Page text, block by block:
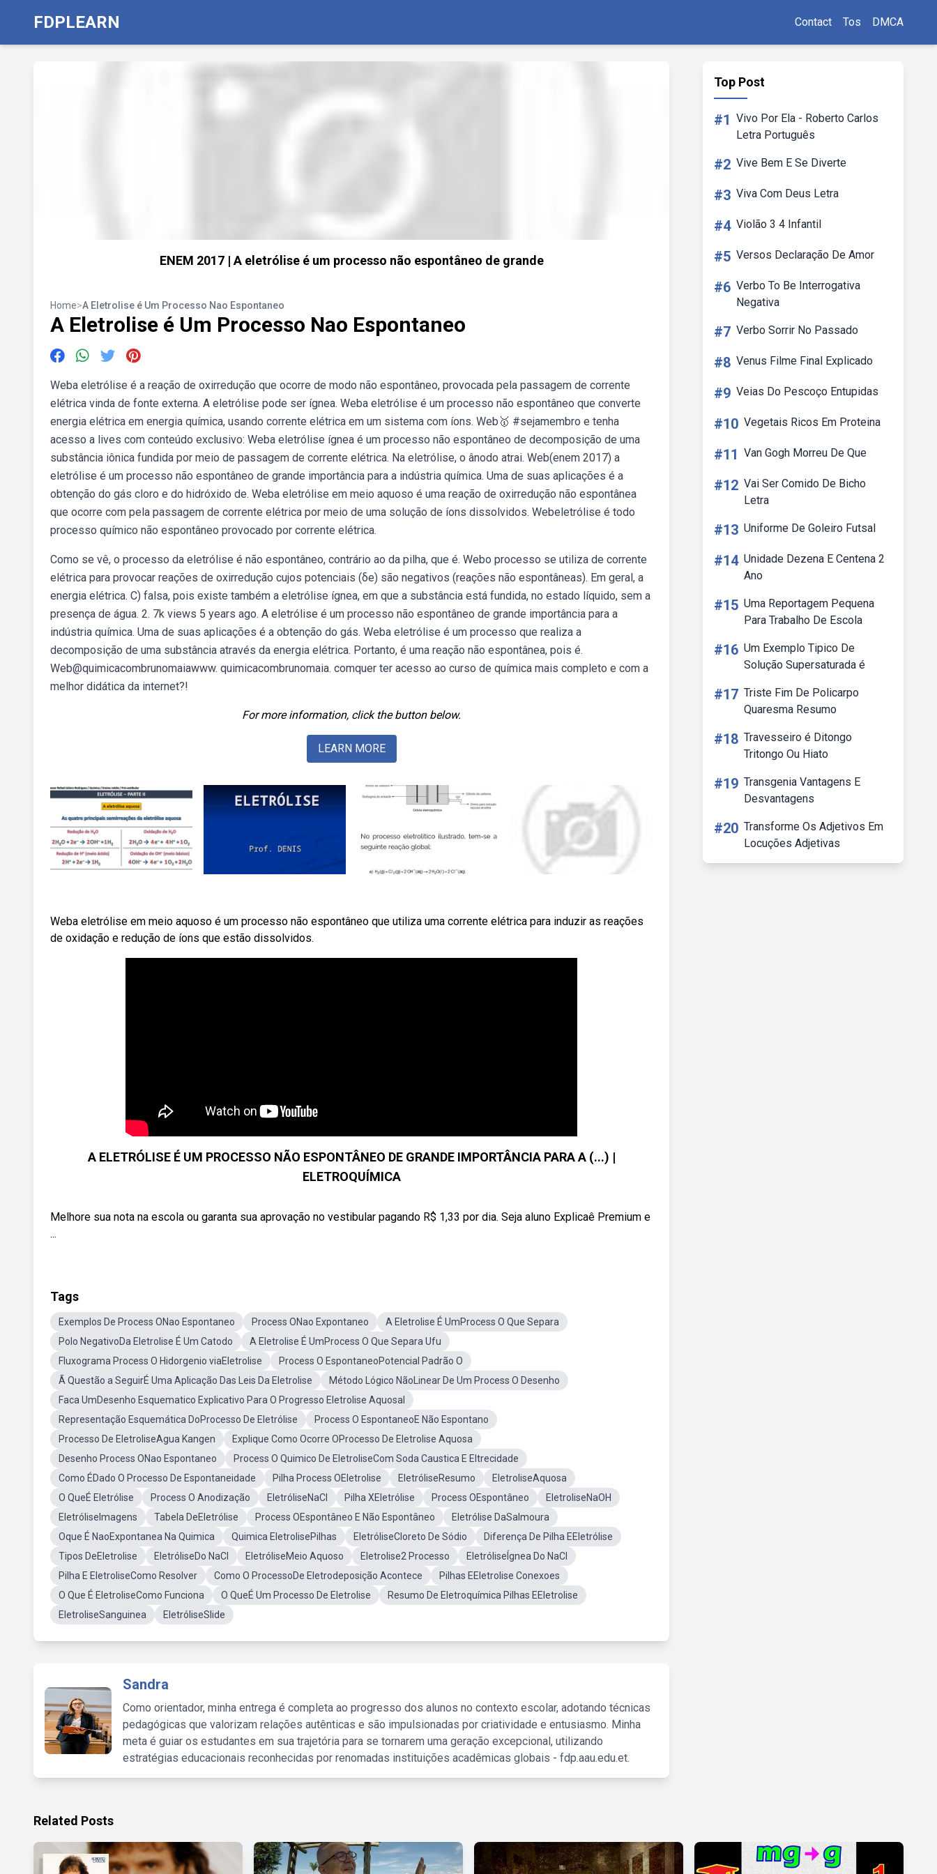
FDPLEARN Contact Tos DMCA
ENEM 2017 | A eletrólise é um processo não espontâneo de grande
Home>A Eletrolise é Um Processo Nao Espontaneo
A Eletrolise é Um Processo Nao Espontaneo
Weba eletrólise é a reação de oxirredução que ocorre de modo não espontâneo, provocada pela passagem de corrente
elétrica vinda de fonte externa. A eletrólise pode ser ígnea. Weba eletrólise é um processo não espontâneo que converte
energia elétrica em energia química, usando corrente elétrica em um sistema com íons. Web🥇 #sejamembro e tenha
acesso a lives com conteúdo exclusivo: Weba eletrólise ígnea é um processo não espontâneo de decomposição de uma
substância iônica fundida por meio de passagem de corrente elétrica. Na eletrólise, o ânodo atrai. Web(enem 2017) a
eletrólise é um processo não espontâneo de grande importância para a indústria química. Uma de suas aplicações é a
obtenção do gás cloro e do hidróxido de. Weba eletrólise em meio aquoso é uma reação de oxirredução não espontânea
que ocorre com pela passagem de corrente elétrica por meio de uma solução de íons dissolvidos. Webeletrólise é todo
processo químico não espontâneo provocado por corrente elétrica.
Como se vê, o processo da eletrólise é não espontâneo, contrário ao da pilha, que é. Webo processo se utiliza de corrente
elétrica para provocar reações de oxirredução cujos potenciais (δe) são negativos (reações não espontâneas). Em geral, a
energia elétrica. C) falsa, pois existe também a eletrólise ígnea, em que a substância está fundida, no estado líquido, sem a
presença de água. 2. 7k views 5 years ago. A eletrólise é um processo não espontâneo de grande importância para a
indústria química. Uma de suas aplicações é a obtenção do gás. Weba eletrólise é um processo que realiza a
decomposição de uma substância através da energia elétrica. Portanto, é uma reação não espontânea, pois é.
Web@quimicacombrunomaiawww. quimicacombrunomaia. comquer ter acesso ao curso de química mais completo e com a
melhor didática da internet?!
For more information, click the button below.
LEARN MORE
Weba eletrólise em meio aquoso é um processo não espontâneo que utiliza uma corrente elétrica para induzir as reações
de oxidação e redução de íons que estão dissolvidos.
A ELETRÓLISE É UM PROCESSO NÃO ESPONTÂNEO DE GRANDE IMPORTÂNCIA PARA A (...) |
ELETROQUÍMICA
Melhore sua nota na escola ou garanta sua aprovação no vestibular pagando R$ 1,33 por dia. Seja aluno Explicaê Premium e
...
Tags
Exemplos De Process ONao Espontaneo Process ONao Expontaneo
A Eletrolise É UmProcess O Que Separa
Polo NegativoDa Eletrolise É Um Catodo
A Eletrolise É UmProcess O Que Separa Ufu
Fluxograma Process O Hidorgenio viaEletrolise
Process O EspontaneoPotencial Padrão O
Ã Questão a SeguirÉ Uma Aplicação Das Leis Da Eletrolise
Método Lógico NãoLinear De Um Process O Desenho
Faca UmDesenho Esquematico Explicativo Para O Progresso Eletrolise Aquosal
Representação Esquemática DoProcesso De Eletrólise
Process O EspontaneoE Não Espontano
Processo De EletroliseAgua Kangen
Explique Como Ocorre OProcesso De Eletrolise Aquosa
Desenho Process ONao Espontaneo
Process O Quimico De EletroliseCom Soda Caustica E Eltrecidade
Como ÉDado O Processo De Espontaneidade
Pilha Process OEletrolise EletróliseResumo
EletroliseAquosa
O QueÉ Eletrólise
Process O Anodização EletróliseNaCl Pilha XEletrólise Process OEspontâneo
EletroliseNaOH
EletróliseImagens
Tabela DeEletrólise Process OEspontâneo E Não Espontâneo
Eletrólise DaSalmoura
Oque É NaoExpontanea Na Quimica
Quimica EletrolisePilhas EletróliseCloreto De Sódio
Diferença De Pilha EEletrólise
Tipos DeEletrolise
EletróliseDo NaCl EletróliseMeio Aquoso Eletrolise2 Processo
EletróliseÍgnea Do NaCl
Pilha E EletroliseComo Resolver
Como O ProcessoDe Eletrodeposição Acontece
Pilhas EEletrolise Conexoes
O Que É EletroliseComo Funciona
O QueÉ Um Processo De Eletrolise
Resumo De Eletroquímica Pilhas EEletrolise
EletroliseSanguinea
EletróliseSlide
Sandra
Como orientador, minha entrega é completa ao progresso dos alunos no contexto escolar, adotando técnicas
pedagógicas que valorizam relações autênticas e são impulsionadas por criatividade e entusiasmo. Minha
meta é guiar os estudantes em sua trajetória para se tornarem uma geração excepcional, utilizando
estratégias educacionais reconhecidas por renomadas instituições acadêmicas globais - fdp.aau.edu.et.
Top Post
#1 Vivo Por Ela - Roberto Carlos
Letra Português
#2 Vive Bem E Se Diverte
#3 Viva Com Deus Letra
#4 Violão 3 4 Infantil
#5 Versos Declaração De Amor
#6 Verbo To Be Interrogativa
Negativa
#7 Verbo Sorrir No Passado
#8 Venus Filme Final Explicado
#9 Veias Do Pescoço Entupidas
#10 Vegetais Ricos Em Proteina
#11 Van Gogh Morreu De Que
#12 Vai Ser Comido De Bicho
Letra
#13 Uniforme De Goleiro Futsal
#14 Unidade Dezena E Centena 2
Ano
#15 Uma Reportagem Pequena
Para Trabalho De Escola
#16 Um Exemplo Tipico De
Solução Supersaturada é
#17 Triste Fim De Policarpo
Quaresma Resumo
#18 Travesseiro é Ditongo
Tritongo Ou Hiato
#19 Transgenia Vantagens E
Desvantagens
#20 Transforme Os Adjetivos Em
Locuções Adjetivas
Related Posts